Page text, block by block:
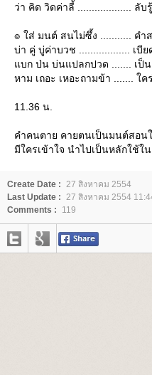
ว่า คิด วิดค่าลี้ ................... ลับ
๏ ใส่ มนต์ สนไม่ซึ้ง ........... คำ
บ่า คู่ บู่ค่าบวช .................. เบีย
บก ป่น บ่นแปลกปวด ....... เป็
หาม เถอะ เหอะถามข้า ....... ใ
11.36 น.
คำคนตาย คายตนเป็นมนต์สอน
มีใครเข้าใจ นำไปเป็นหลักใช้ใ
Create Date : 27 สิงหาคม 2554
Last Update : 27 สิงหาคม 2554
Comments :
119